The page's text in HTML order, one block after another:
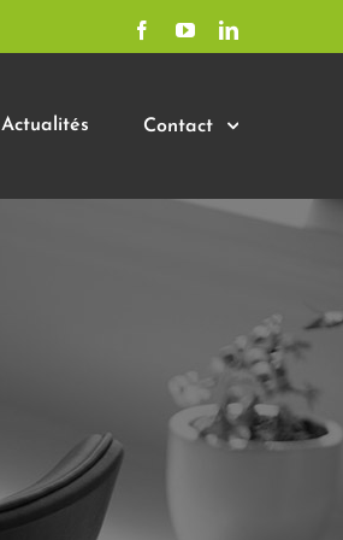
FacebookYouTubeLinkedIn
Actualités Contact